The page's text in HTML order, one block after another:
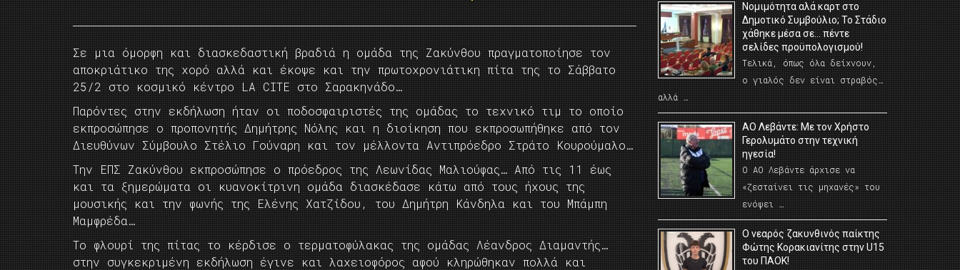
Σε μια όμορφη και διασκεδαστική βραδιά η ομάδα της Ζακύνθου πραγματοποίησε τον
αποκριάτικο της χορό αλλά και έκοψε και την πρωτοχρονιάτικη πίτα της το Σάββατο
25/2 στο κοσμικό κέντρο LA CITE στο Σαρακηνάδο…
Παρόντες στην εκδήλωση ήταν οι ποδοσφαιριστές της ομάδας το τεχνικό τιμ το οποίο
εκπροσώπησε ο προπονητής Δημήτρης Νόλης και η διοίκηση που εκπροσωπήθηκε από τον
Διευθύνων Σύμβουλο Στέλιο Γούναρη και τον μέλλοντα Αντιπρόεδρο Στράτο Κουρούμαλο…
Την ΕΠΣ Ζακύνθου εκπροσώπησε ο πρόεδρος της Λεωνίδας Μαλιούφας… Από τις 11 έως
και τα ξημερώματα οι κυανοκίτρινη ομάδα διασκέδασε κάτω από τους ήχους της
μουσικής και την φωνής της Ελένης Χατζίδου, του Δημήτρη Κάνδηλα και του Μπάμπη
Μαμφρέδα…
Το φλουρί της πίτας το κέρδισε ο τερματοφύλακας της ομάδας Λέανδρος Διαμαντής…
στην συγκεκριμένη εκδήλωση έγινε και λαχειοφόρος αφού κληρώθηκαν πολλά και
Νομιμότητα αλά καρτ στο
Δημοτικό Συμβούλιο; Το Στάδιο
χάθηκε μέσα σε… πέντε
σελίδες προϋπολογισμού!
Τελικά, όπως όλα δείχνουν,
ο γιαλός δεν είναι στραβός…
αλλά …
ΑΟ Λεβάντε: Με τον Χρήστο
Γερολυμάτο στην τεχνική
ηγεσία!
Ο ΑΟ Λεβάντε άρχισε να
«ζεσταίνει τις μηχανές» του
ενόψει …
O νεαρός ζακυνθινός παίκτης
Φώτης Κορακιανίτης στην U15
του ΠΑΟΚ!